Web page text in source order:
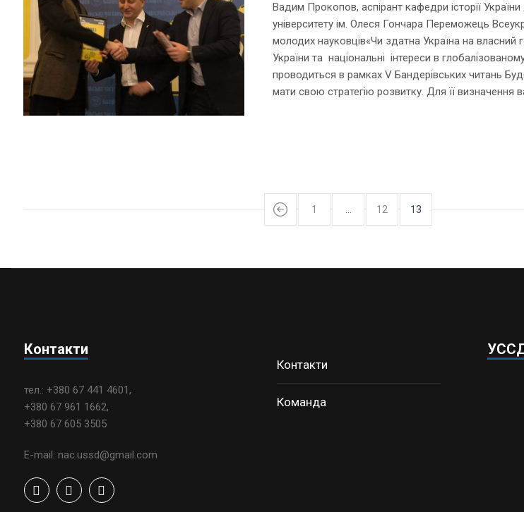
Вадим Прокопов, аспірант кафедри історії
університету ім. Олеся Гончара Переможець
молодих науковців«Чи здатна Україна на власний
України та національні інтереси в
проводиться в рамках V Бандерівських читань
мати свою стратегію розвитку. Для її визначення
1 12 13
Контакти
тел.: +380 67 441 4601,
+380 67 961 1662,
+380 67 605 3505
E-mail: nac.ussd@gmail.com
Контакти
Команда